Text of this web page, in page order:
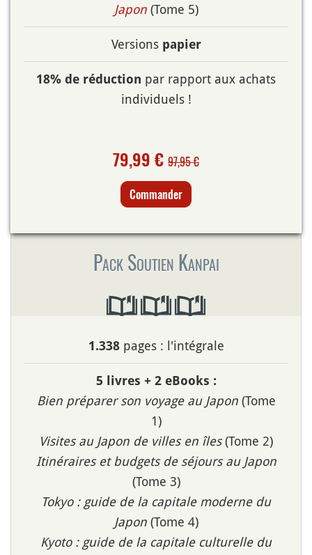
Japon(Tome 5)
Versions papier
18% de réduction par rapport aux achats
individuels !
79,99 € 97,95 €
Commander
Pack Soutien Kanpai
1.338pages : l'intégrale
5 livres + 2 eBooks :
Bien préparer son voyage au Japon(Tome
1)
Visites au Japon de villes en îles(Tome 2)
Itinéraires et budgets de séjours au Japon
(Tome 3)
Tokyo : guide de la capitale moderne du
Japon(Tome 4)
Kyoto : guide de la capitale culturelle du